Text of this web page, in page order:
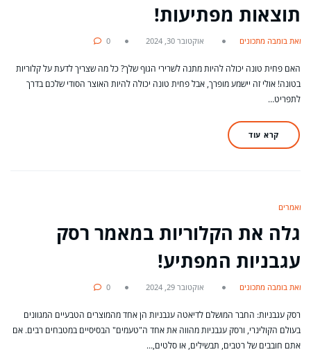
תוצאות מפתיעות!
מאת בומבה מתכונים אוקטובר 30, 2024 0
האם פחית טונה יכולה להיות מתנה לשרירי הגוף שלך? כל מה שצריך לדעת על קלוריות
בטונה! אולי זה יישמע מופרך, אבל פחית טונה יכולה להיות האוצר הסודי שלכם בדרך
לתפריט…
קרא עוד
מאמרים
גלה את הקלוריות במאמר רסק
עגבניות המפתיע!
מאת בומבה מתכונים אוקטובר 29, 2024 0
רסק עגבניות: החבר המושלם לדיאטה עגבניות הן אחד מהמוצרים הטבעיים המגוונים
בעולם הקולינרי, ורסק עגבניות מהווה את אחד ה"טעמים" הבסיסיים במטבחים רבים. אם
אתם חובבים של רטבים, תבשילים, או סלטים,…